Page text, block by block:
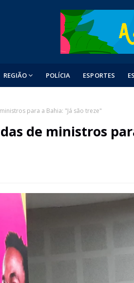
REGIÃO POLÍCIA ESPORTES
para a Bahia: "Já são treze"
de ministros